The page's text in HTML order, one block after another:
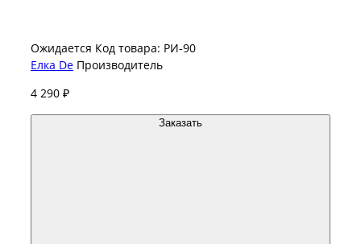
Ожидается Код товара: РИ-90
Елка De Производитель
4 290 ₽
Заказать